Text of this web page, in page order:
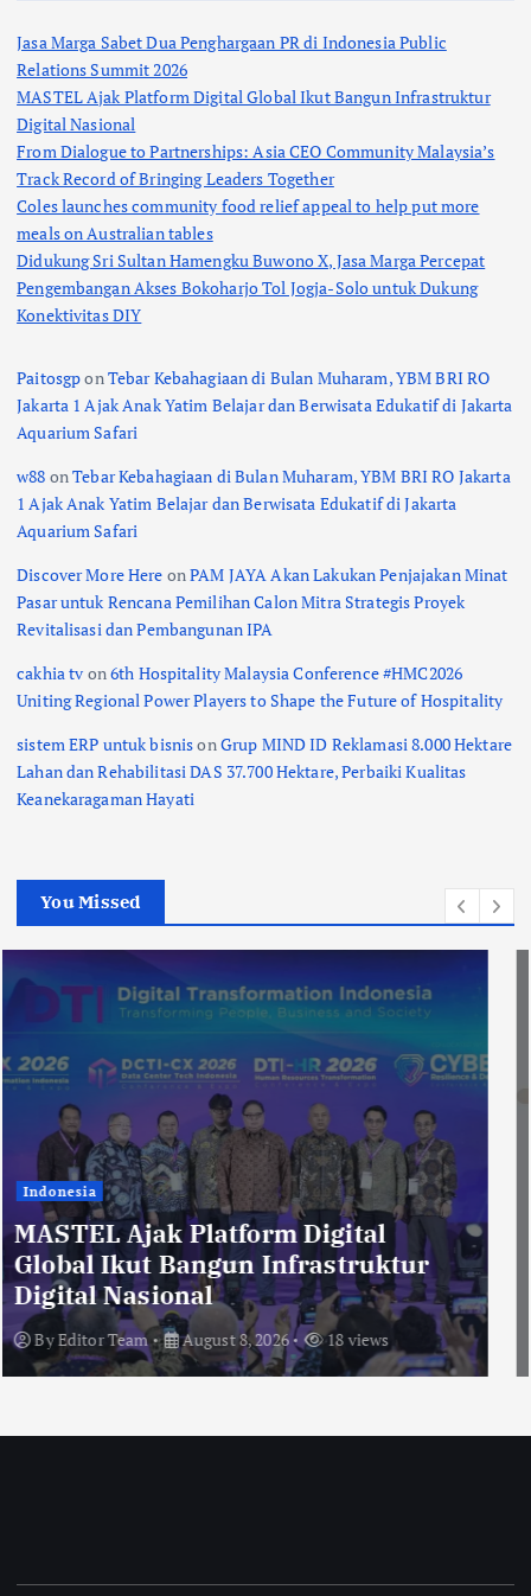
Jasa Marga Sabet Dua Penghargaan PR di Indonesia Public
Relations Summit 2026
MASTEL Ajak Platform Digital Global Ikut Bangun Infrastruktur
Digital Nasional
From Dialogue to Partnerships: Asia CEO Community Malaysia’s
Track Record of Bringing Leaders Together
Coles launches community food relief appeal to help put more
meals on Australian tables
Didukung Sri Sultan Hamengku Buwono X, Jasa Marga Percepat
Pengembangan Akses Bokoharjo Tol Jogja-Solo untuk Dukung
Konektivitas DIY
PaitosgponTebar Kebahagiaan di Bulan Muharam, YBM BRI RO
Jakarta 1 Ajak Anak Yatim Belajar dan Berwisata Edukatif di Jakarta
Aquarium Safari
w88 onTebar Kebahagiaan di Bulan Muharam, YBM BRI RO Jakarta
1 Ajak Anak Yatim Belajar dan Berwisata Edukatif di Jakarta
Aquarium Safari
Discover More Here onPAM JAYA Akan Lakukan Penjajakan Minat
Pasar untuk Rencana Pemilihan Calon Mitra Strategis Proyek
Revitalisasi dan Pembangunan IPA
cakhia tv on6th Hospitality Malaysia Conference #HMC2026
Uniting Regional Power Players to Shape the Future of Hospitality
sistem ERP untuk bisnisonGrup MIND ID Reklamasi 8.000 Hektare
Lahan dan Rehabilitasi DAS 37.700 Hektare, Perbaiki Kualitas
Keanekaragaman Hayati
You Missed
Malaysia
From Dialogue to Partnerships: Asia
CEO Community Malaysia’s Track
Record of Bringing Leaders
Together
ByEditor Team August 8, 2026 17 views